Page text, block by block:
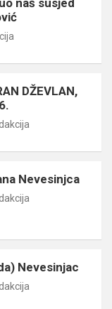
DŽEVLAN,
Nevesinjca
Nevesinjac